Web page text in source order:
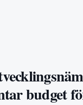
budget